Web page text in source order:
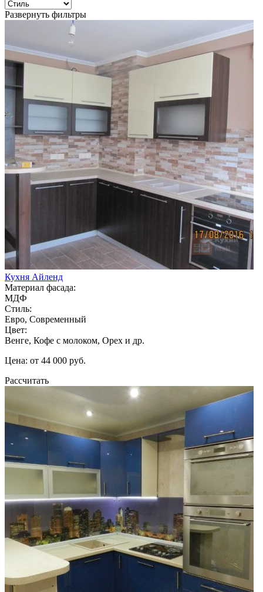
Развернуть фильтры
Кухня Айленд
Материал фасада:
МДФ
Стиль:
Евро, Современный
Цвет:
Венге, Кофе с молоком, Орех и др.
Цена: от 44 000 руб.
Рассчитать